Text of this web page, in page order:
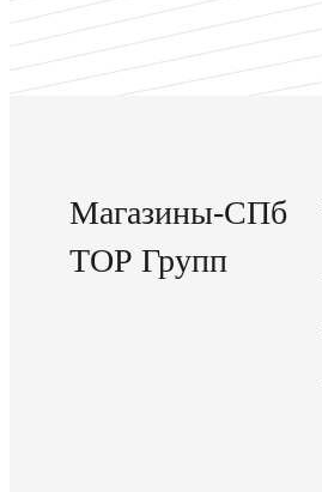
Магазины-СПб
ТОР Групп